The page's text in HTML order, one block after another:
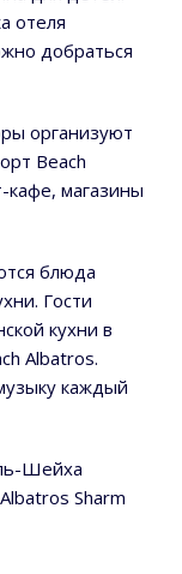
отеля
добраться
организуют
Beach
кафе, магазины
блюда
Гости
кухни в
Albatros.
каждый
Шейха
Sharm